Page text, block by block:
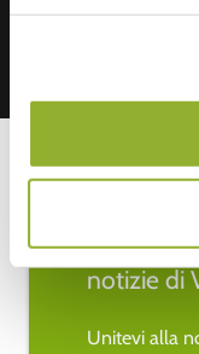
Rimanete
notizie di
Unitevi alla